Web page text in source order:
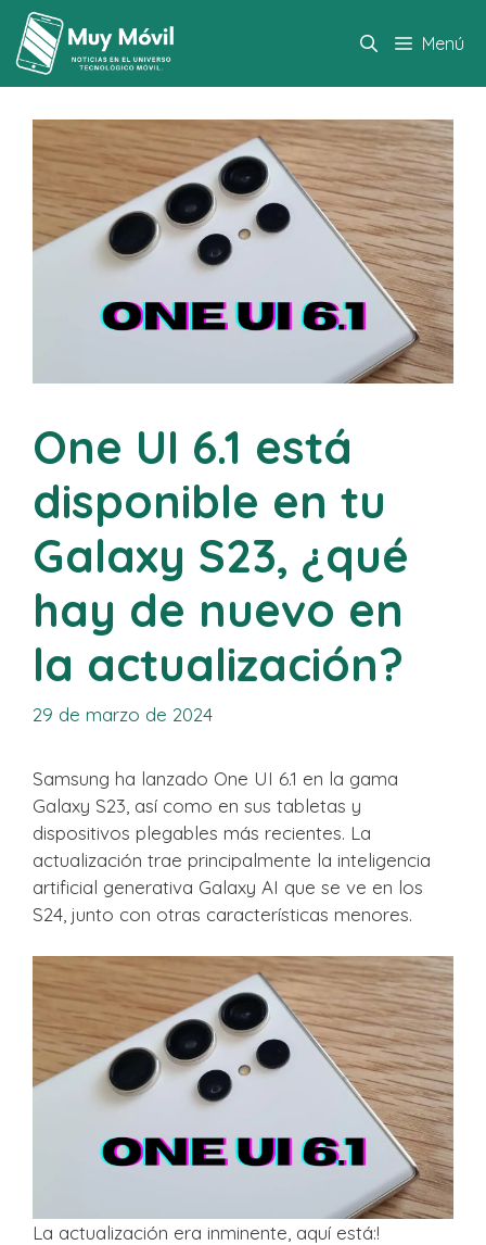
Saltar
contenido
Menú
One UI 6.1 está
disponible en tu
Galaxy S23, ¿qué
hay de nuevo en
la actualización?
29 de marzo de 2024
Samsung ha lanzado One UI 6.1 en la gama
Galaxy S23, así como en sus tabletas y
dispositivos plegables más recientes. La
actualización trae principalmente la inteligencia
artificial generativa Galaxy AI que se ve en los
S24, junto con otras características menores.
La actualización era inminente, aquí está:!